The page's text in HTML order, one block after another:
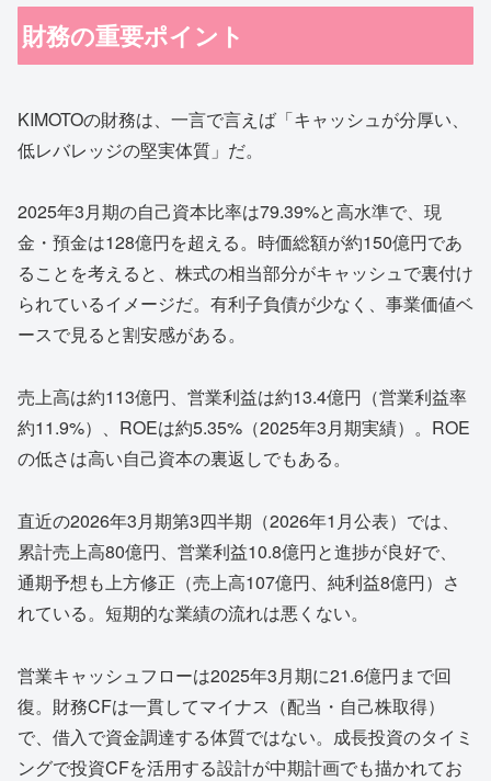
財務の重要ポイント
KIMOTOの財務は、一言で言えば「キャッシュが分厚い、
低レバレッジの堅実体質」だ。
2025年3月期の自己資本比率は79.39%と高水準で、現
金・預金は128億円を超える。時価総額が約150億円であ
ることを考えると、株式の相当部分がキャッシュで裏付け
られているイメージだ。有利子負債が少なく、事業価値ベ
ースで見ると割安感がある。
売上高は約113億円、営業利益は約13.4億円（営業利益率
約11.9%）、ROEは約5.35%（2025年3月期実績）。ROE
の低さは高い自己資本の裏返しでもある。
直近の2026年3月期第3四半期（2026年1月公表）では、
累計売上高80億円、営業利益10.8億円と進捗が良好で、
通期予想も上方修正（売上高107億円、純利益8億円）さ
れている。短期的な業績の流れは悪くない。
営業キャッシュフローは2025年3月期に21.6億円まで回
復。財務CFは一貫してマイナス（配当・自己株取得）
で、借入で資金調達する体質ではない。成長投資のタイミ
ングで投資CFを活用する設計が中期計画でも描かれてお